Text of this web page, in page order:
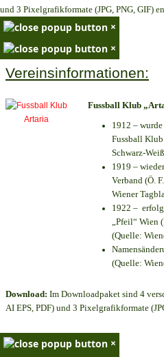
und 3 Pixelgrafikformate (JPG, PNG, GIF)
×
×
Vereinsinformationen:
Fussball Klub
1912 –
Fussball
Schwarz-
1919 –
Verband (Ö.
Wiener
1922 –
„Pfeil“ Wien
(Quelle:
(Quelle:
Download: Im Downloadpaket sind 4
AI EPS, PDF) und 3 Pixelgrafikformate
×